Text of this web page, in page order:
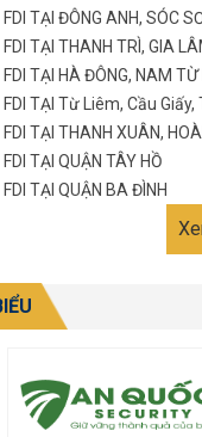
TẠI ĐÔNG ANH, SÓC
TẠI THANH TRÌ, GIA
TẠI HÀ ĐÔNG, NAM TỪ
TẠI Từ Liêm, Cầu Giấy,
TẠI THANH XUÂN,
TẠI QUẬN TÂY HỒ
TẠI QUẬN BA ĐÌNH